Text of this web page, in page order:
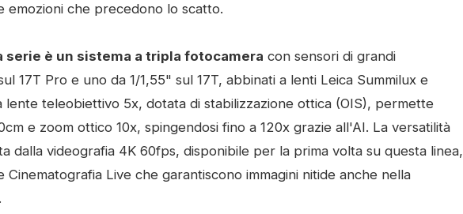
emozioni che precedono lo scatto.
è un sistema a tripla fotocamera con sensori di grandi
17T Pro e uno da 1/1,55" sul 17T, abbinati a lenti Leica Summilux e
lente teleobiettivo 5x, dotata di stabilizzazione ottica (OIS), permette
e zoom ottico 10x, spingendosi fino a 120x grazie all'AI. La versatilità
dalla videografia 4K 60fps, disponibile per la prima volta su questa linea,
Cinematografia Live che garantiscono immagini nitide anche nella